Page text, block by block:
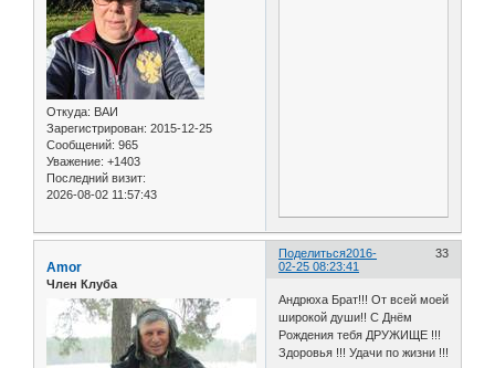
Откуда: ВАИ
Зарегистрирован: 2015-12-25
Сообщений: 965
Уважение: +1403
Последний визит:
2026-08-02 11:57:43
Поделиться 33
2016-
02-25 08:23:41
Amor
Член Клуба
Андрюха Брат!!! От всей моей
широкой души!! С Днём
Рождения тебя ДРУЖИЩЕ !!!
Здоровья !!! Удачи по жизни !!!